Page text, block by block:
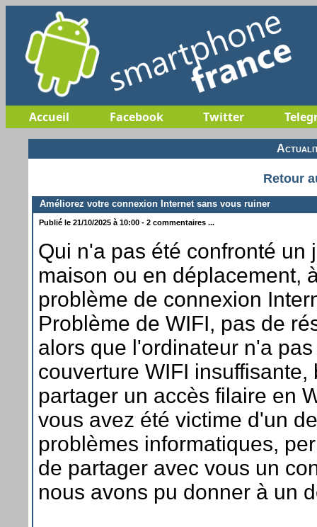
Accueil Facebook Twitter
Retour
Améliorez votre connexion Internet sans vous ruiner
Publié le 21/10/2025 à 10:00 - 2 commentaires ...
Qui n'a pas été confronté un
maison ou en déplacement,
problème de connexion
Problème de WIFI, pas de
alors que l'ordinateur n'a
couverture WIFI insuffisante,
partager un accès filaire en
vous avez été victime d'un
problèmes informatiques,
de partager avec vous un
nous avons pu donner à un